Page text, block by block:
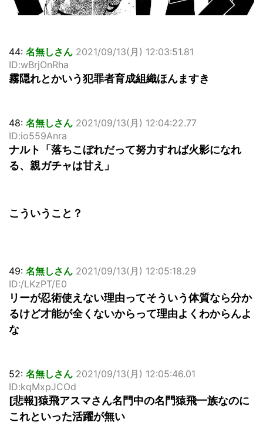
44: 名無しさん 2021/09/13(月) 12:03:51.81
ID:wBrjOnRha
霧隠れとかいう犯罪者育成組織ほんますき
48: 名無しさん 2021/09/13(月) 12:04:22.77
ID:io559Anra
ナルト「落ちこぼれだって努力すれば火影になれ
る、親ガチャは甘え」
こういうこと？
49: 名無しさん 2021/09/13(月) 12:05:18.29
ID:/LKzPT/E0
リーが忍術使えない理由ってそういう体質なら分か
るけど才能が全くないからって理由よくわからんよ
な
52: 名無しさん 2021/09/13(月) 12:05:46.01
ID:kqMxpJCOd
[悲報]猿飛アスマさん名門中の名門猿飛一族なのに
これといった活躍が無い